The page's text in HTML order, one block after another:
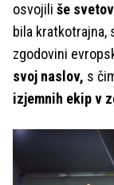
osvojili še
bila kratkotrajna,
zgodovini
svoj naslov, s
izjemnih ekip v